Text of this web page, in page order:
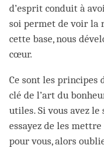
d’esprit conduit à
soi permet de voir la
cette base, nous
cœur.
Ce sont les principes
clé de l’art du
utiles. Si vous avez le
essayez de les mettre
pour vous, alors